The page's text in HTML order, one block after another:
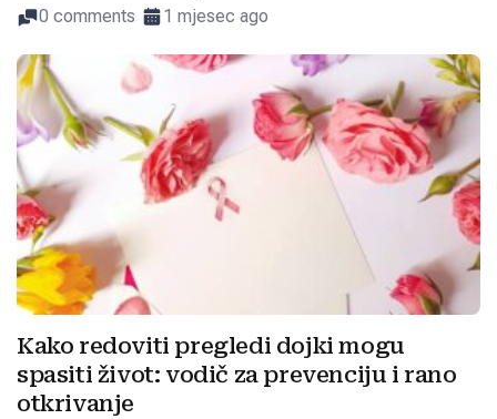
0 comments 1 mjesec ago
Kako redoviti pregledi dojki mogu
spasiti život: vodič za prevenciju i rano
otkrivanje